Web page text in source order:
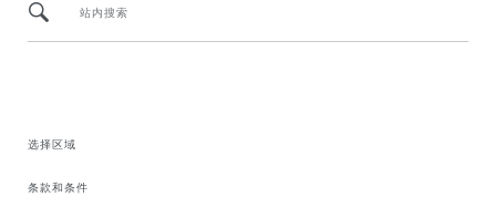
站内搜索
选择区域
条款和条件